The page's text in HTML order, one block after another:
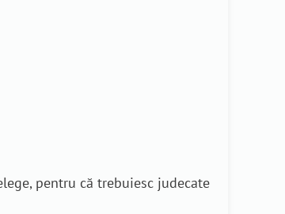
pentru că trebuiesc judecate